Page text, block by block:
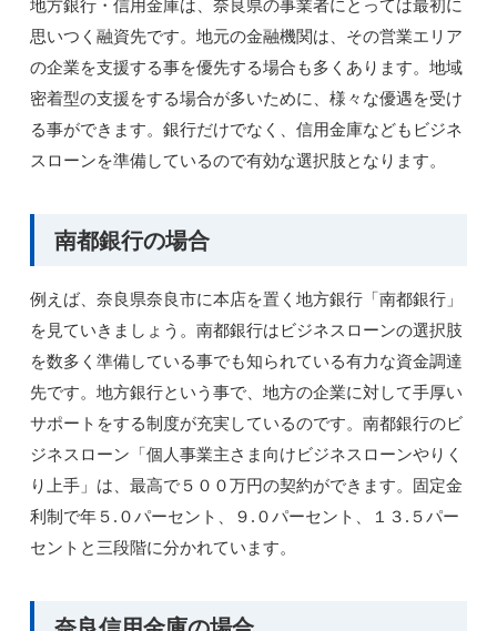
地方銀行・信用金庫は、奈良県の事業者にとっては最初に
思いつく融資先です。地元の金融機関は、その営業エリア
の企業を支援する事を優先する場合も多くあります。地域
密着型の支援をする場合が多いために、様々な優遇を受け
る事ができます。銀行だけでなく、信用金庫などもビジネ
スローンを準備しているので有効な選択肢となります。
南都銀行の場合
例えば、奈良県奈良市に本店を置く地方銀行「南都銀行」
を見ていきましょう。南都銀行はビジネスローンの選択肢
を数多く準備している事でも知られている有力な資金調達
先です。地方銀行という事で、地方の企業に対して手厚い
サポートをする制度が充実しているのです。南都銀行のビ
ジネスローン「個人事業主さま向けビジネスローンやりく
り上手」は、最高で５００万円の契約ができます。固定金
利制で年５.０パーセント、９.０パーセント、１３.５パー
セントと三段階に分かれています。